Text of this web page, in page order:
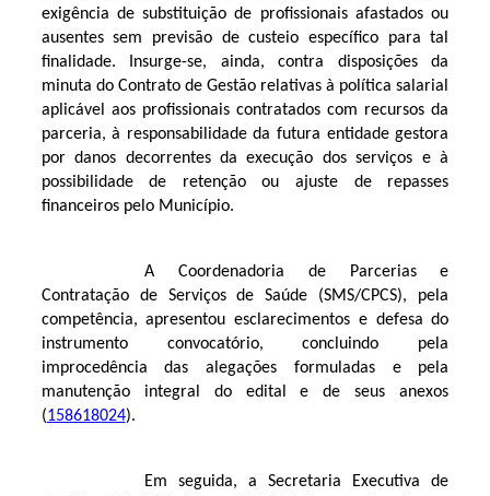
exigência de substituição de profissionais afastados ou
ausentes sem previsão de custeio específico para tal
finalidade. Insurge-se, ainda, contra disposições da
minuta do Contrato de Gestão relativas à política salarial
aplicável aos profissionais contratados com recursos da
parceria, à responsabilidade da futura entidade gestora
por danos decorrentes da execução dos serviços e à
possibilidade de retenção ou ajuste de repasses
financeiros pelo Município.
A Coordenadoria de Parcerias e
Contratação de Serviços de Saúde (SMS/CPCS), pela
competência, apresentou esclarecimentos e defesa do
instrumento convocatório, concluindo pela
improcedência das alegações formuladas e pela
manutenção integral do edital e de seus anexos
(158618024).
Em seguida, a Secretaria Executiva de